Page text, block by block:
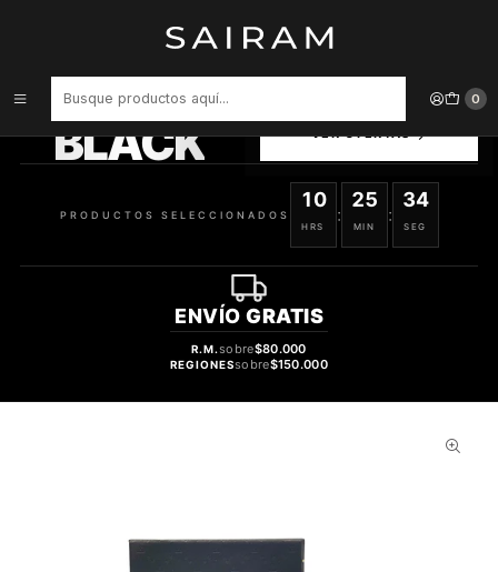
0
Perfume Matin Martin Miral For Women Mujer Edp 100 ml
BLACK
SELECCIONADOS
PRODUCTOS SELECCIONADOS
10
HRS
:
25
MIN
:
33
SEG
ENVÍO GRATIS
R.M.sobre$80.000
REGIONESsobre$150.000